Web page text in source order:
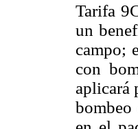
Tarifa
un
campo;
con
aplicará